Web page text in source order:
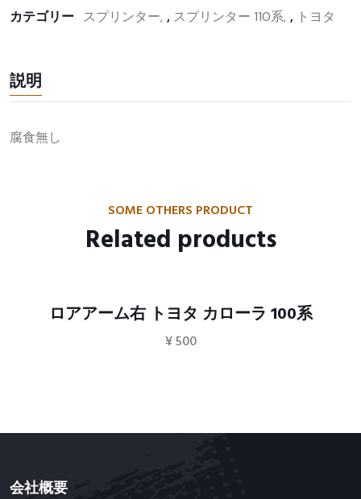
カテゴリー スプリンター , スプリンター 110系 , トヨタ
説明
腐食無し
SOME OTHERS PRODUCT
Related products
ロアアーム右 トヨタ カローラ 100系
¥500
会社概要